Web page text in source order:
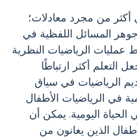
أكثر من مجرد معادلات؛
المسائل اللفظية في
عمليات الرياضيات النظرية
التعلم أكثر ارتباطًا
الرياضيات في سياق
في الرياضيات الأطفال
اليومية. يمكن أن
الذين يعانون من